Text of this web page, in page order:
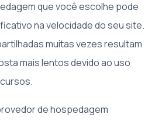
que você escolhe pode
na velocidade do seu site.
muitas vezes resultam
mais lentos devido ao uso
de hospedagem